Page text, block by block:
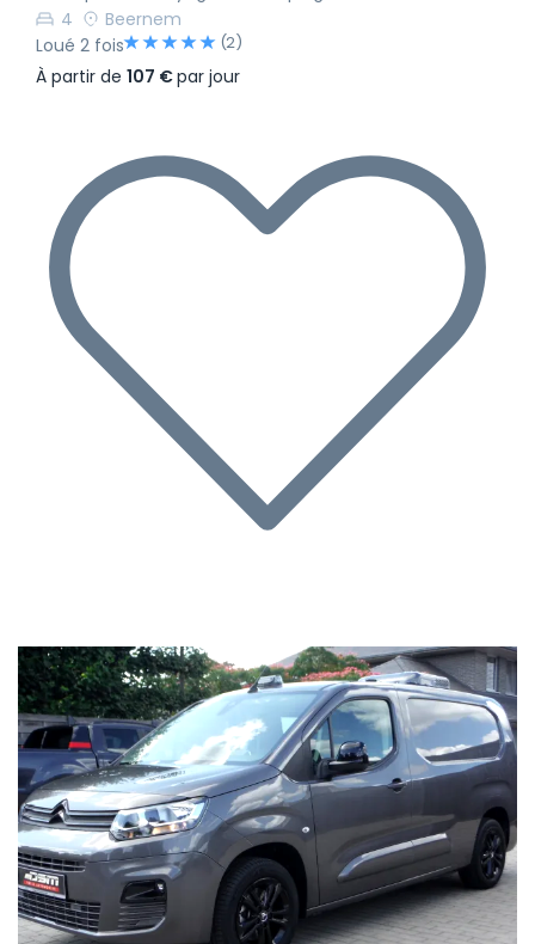
4
Beernem
Loué 2 fois
(2)
À partir de 107 €par jour